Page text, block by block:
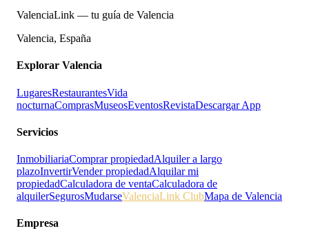
ValenciaLink — tu guía de Valencia
Valencia, España
Explorar Valencia
LugaresRestaurantesVida
nocturnaComprasMuseosEventosRevistaDescargar App
Servicios
InmobiliariaComprar propiedadAlquiler a largo
plazoInvertirVender propiedadAlquilar mi
propiedadCalculadora de ventaCalculadora de
alquilerSegurosMudarseValenciaLink ClubMapa de Valencia
Empresa